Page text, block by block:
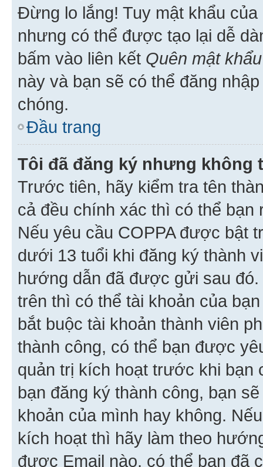
Đừng lo lắng! Tuy mật khẩu
nhưng có thể được tạo lại dễ
bấm vào liên kết Quên mật khẩu
này và bạn sẽ có thể đăng
chóng.
Đầu trang
Tôi đã đăng ký nhưng không
Trước tiên, hãy kiểm tra tên
cả đều chính xác thì có thể
Nếu yêu cầu COPPA được bật
dưới 13 tuổi khi đăng ký thành
hướng dẫn đã được gửi sau
trên thì có thể tài khoản của
bắt buộc tài khoản thành viên
thành công, có thể bạn được
quản trị kích hoạt trước khi bạn
bạn đăng ký thành công, bạn
khoản của mình hay không.
kích hoạt thì hãy làm theo
được Email nào, có thể bạn đã